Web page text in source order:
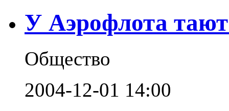
У Аэрофлота
Общество
2004-12-01 14:00